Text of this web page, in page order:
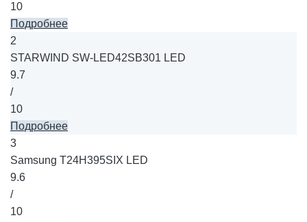
10
Подробнее
2
STARWIND SW-LED42SB301 LED
9.7
/
10
Подробнее
3
Samsung T24H395SIX LED
9.6
/
10